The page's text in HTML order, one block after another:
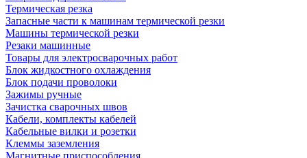
Термическая резка
Запасные части к машинам термической резки
Машины термической резки
Резаки машинные
Товары для электросварочных работ
Блок жидкостного охлаждения
Блок подачи проволоки
Зажимы ручные
Зачистка сварочных швов
Кабели, комплекты кабелей
Кабельные вилки и розетки
Клеммы заземления
Магнитные приспособления